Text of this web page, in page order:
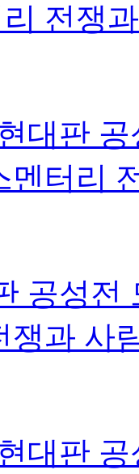
전쟁
대판
멘터리
공성전
쟁과 사
대판